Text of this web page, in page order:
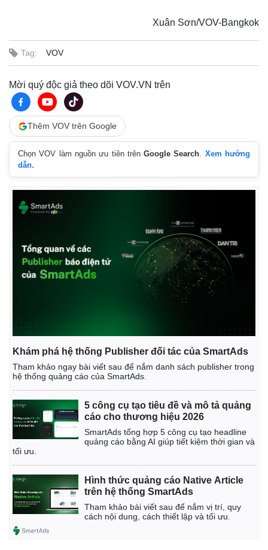
Thế giới
Quan sát
Cuộc sống đó đây
Hồ sơ
Video
Ảnh
Xuân Sơn/VOV-Bangkok
Tag: VOV
Mời quý độc giả theo dõi VOV.VN trên
Thêm VOV trên Google
Chọn VOV làm nguồn ưu tiên trênGoogle Search. Xem hướng
dẫn.
Khám phá hệ thống Publisher đối tác của SmartAds
Tham khảo ngay bài viết sau để nắm danh sách publisher trong
hệ thống quảng cáo của SmartAds.
5 công cụ tạo tiêu đề và mô tả quảng
cáo cho thương hiệu 2026
SmartAds tổng hợp 5 công cụ tạo headline
quảng cáo bằng AI giúp tiết kiệm thời gian và
tối ưu.
Hình thức quảng cáo Native Article
trên hệ thống SmartAds
Tham khảo bài viết sau để nắm vị trí, quy
cách nội dung, cách thiết lập và tối ưu.